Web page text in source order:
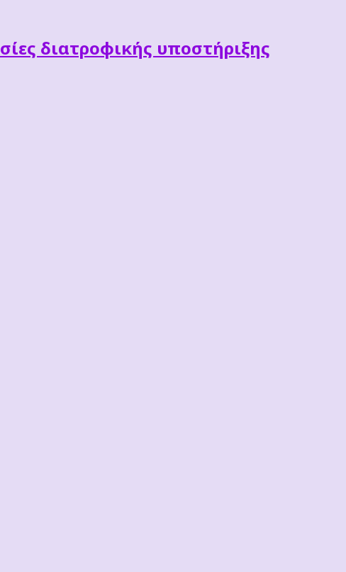
διατροφικής υποστήριξης